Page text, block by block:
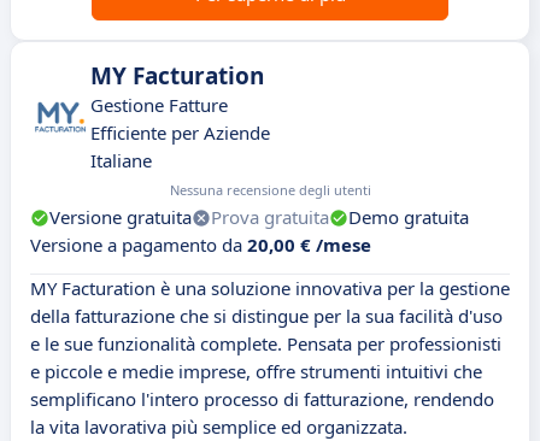
MY Facturation
Gestione Fatture
Efficiente per Aziende
Italiane
Nessuna recensione degli utenti
Versione gratuita Prova gratuita
Demo gratuita
Versione a pagamento da 20,00 € /mese
MY Facturation è una soluzione innovativa per la gestione
della fatturazione che si distingue per la sua facilità d'uso
e le sue funzionalità complete. Pensata per professionisti
e piccole e medie imprese, offre strumenti intuitivi che
semplificano l'intero processo di fatturazione, rendendo
la vita lavorativa più semplice ed organizzata.